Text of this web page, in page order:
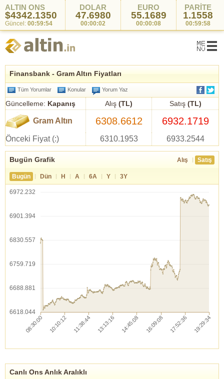
ALTIN ONS
$4342.1350
Güncel: 00:59:54
DOLAR
47.6980
00:00:02
EURO
55.1689
00:00:08
PARİTE
1.1558
00:59:58
Finansbank - Gram Altın Fiyatları
Tüm Yorumlar Konular Yorum Yaz
Güncelleme: Kapanış Alış (TL) Satış (TL)
Gram Altın 6308.6612 6932.1719
Önceki Fiyat (:) 6310.1953 6933.2544
Bugün Grafik Alış | Satış
Bugün | Dün | H | A | 6A | Y | 3Y
6972.232
6901.394
6830.557
6759.719
6688.881
6618.044
Canlı Ons Anlık Aralıklı